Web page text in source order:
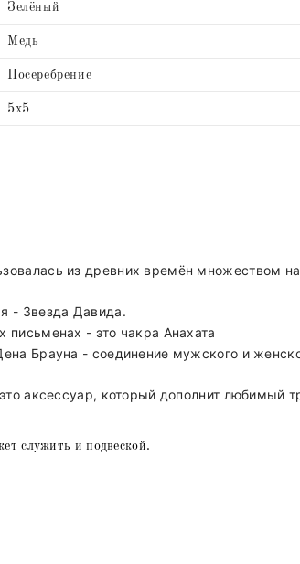
Зелёный
Медь
Посеребрение
5х5
из древних времён множеством
- Звезда Давида.
письменах - это чакра Анахата
Брауна - соединение мужского и
аксессуар, который дополнит любимый
служить и подвеской.